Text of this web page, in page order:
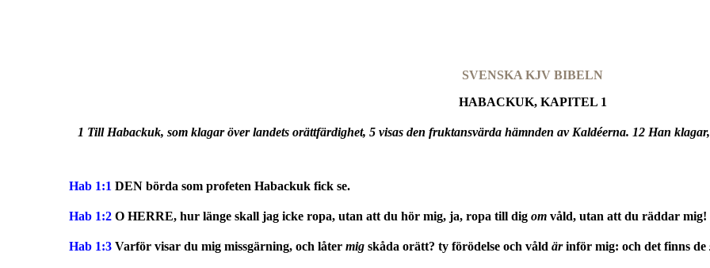
SVENSKA KJV BIBELN
HABACKUK, KAPITEL 1
1 Till Habackuk, som klagar över landets orättfärdighet, 5 visas den fruktansvärda hämnden av Kaldéerna. 12 Han
Hab 1:1 DEN börda som profeten Habackuk fick se.
Hab 1:2 O HERRE, hur länge skall jag icke ropa, utan att du hör mig, ja, ropa till dig om våld, utan att du räddar mig!
Hab 1:3 Varför visar du mig missgärning, och låter mig skåda orätt? ty förödelse och våld ärinför mig: och det finns de